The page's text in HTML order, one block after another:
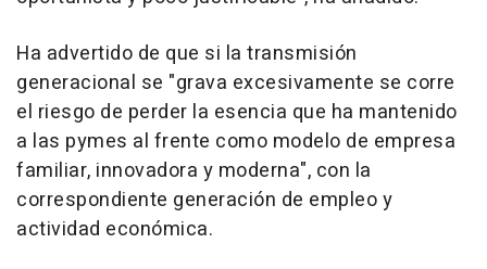
Ha advertido de que si la transmisión
generacional se "grava excesivamente se corre
el riesgo de perder la esencia que ha mantenido
a las pymes al frente como modelo de empresa
familiar, innovadora y moderna", con la
correspondiente generación de empleo y
actividad económica.